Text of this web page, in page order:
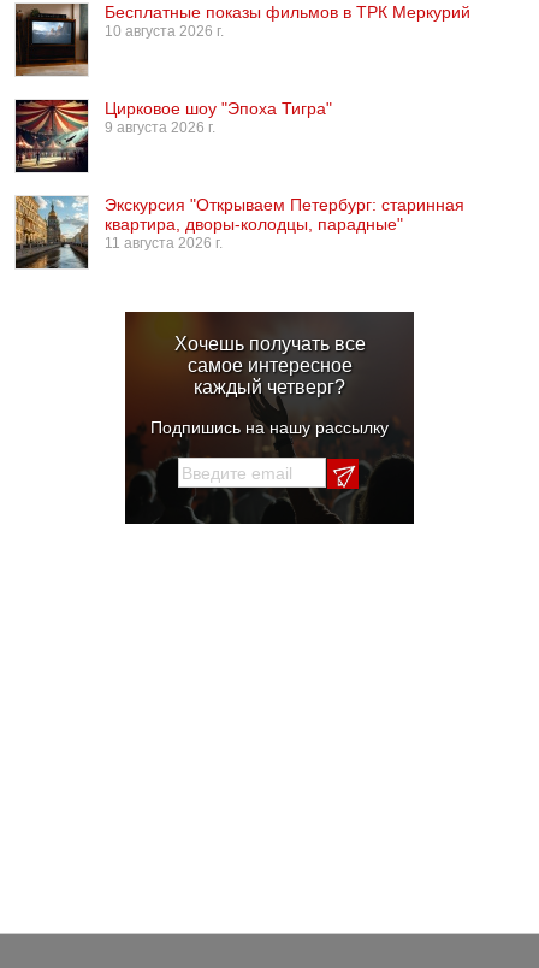
Бесплатные показы фильмов в ТРК Меркурий
10 августа 2026 г.
Цирковое шоу "Эпоха Тигра"
9 августа 2026 г.
Экскурсия "Открываем Петербург: старинная
квартира, дворы-колодцы, парадные"
11 августа 2026 г.
Хочешь получать все
самое интересное
каждый четверг?
Подпишись на нашу рассылку